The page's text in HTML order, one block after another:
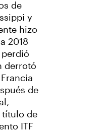
de
y
hizo
2018
derrotó
de
título de
ITF